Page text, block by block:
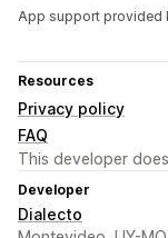
App support provided
Resources
Privacy policy
FAQ
This developer
Developer
Dialecto